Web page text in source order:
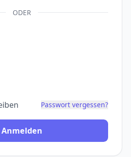
ODER
Passwort vergessen?
Anmelden